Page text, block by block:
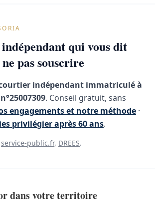
qui vous dit
pas souscrire
indépendant immatriculé à
. Conseil gratuit, sans
engagements et notre méthode ·
privilégier après 60 ans.
service-public.fr, DREES.
dans votre territoire